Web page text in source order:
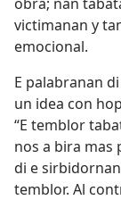
victimanan y
emocional.
E palabranan
un idea con
“E temblor
nos a bira mas
di e
temblor. Al